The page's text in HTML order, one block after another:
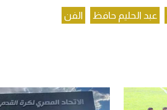
عبد الحليم حافظ الفن